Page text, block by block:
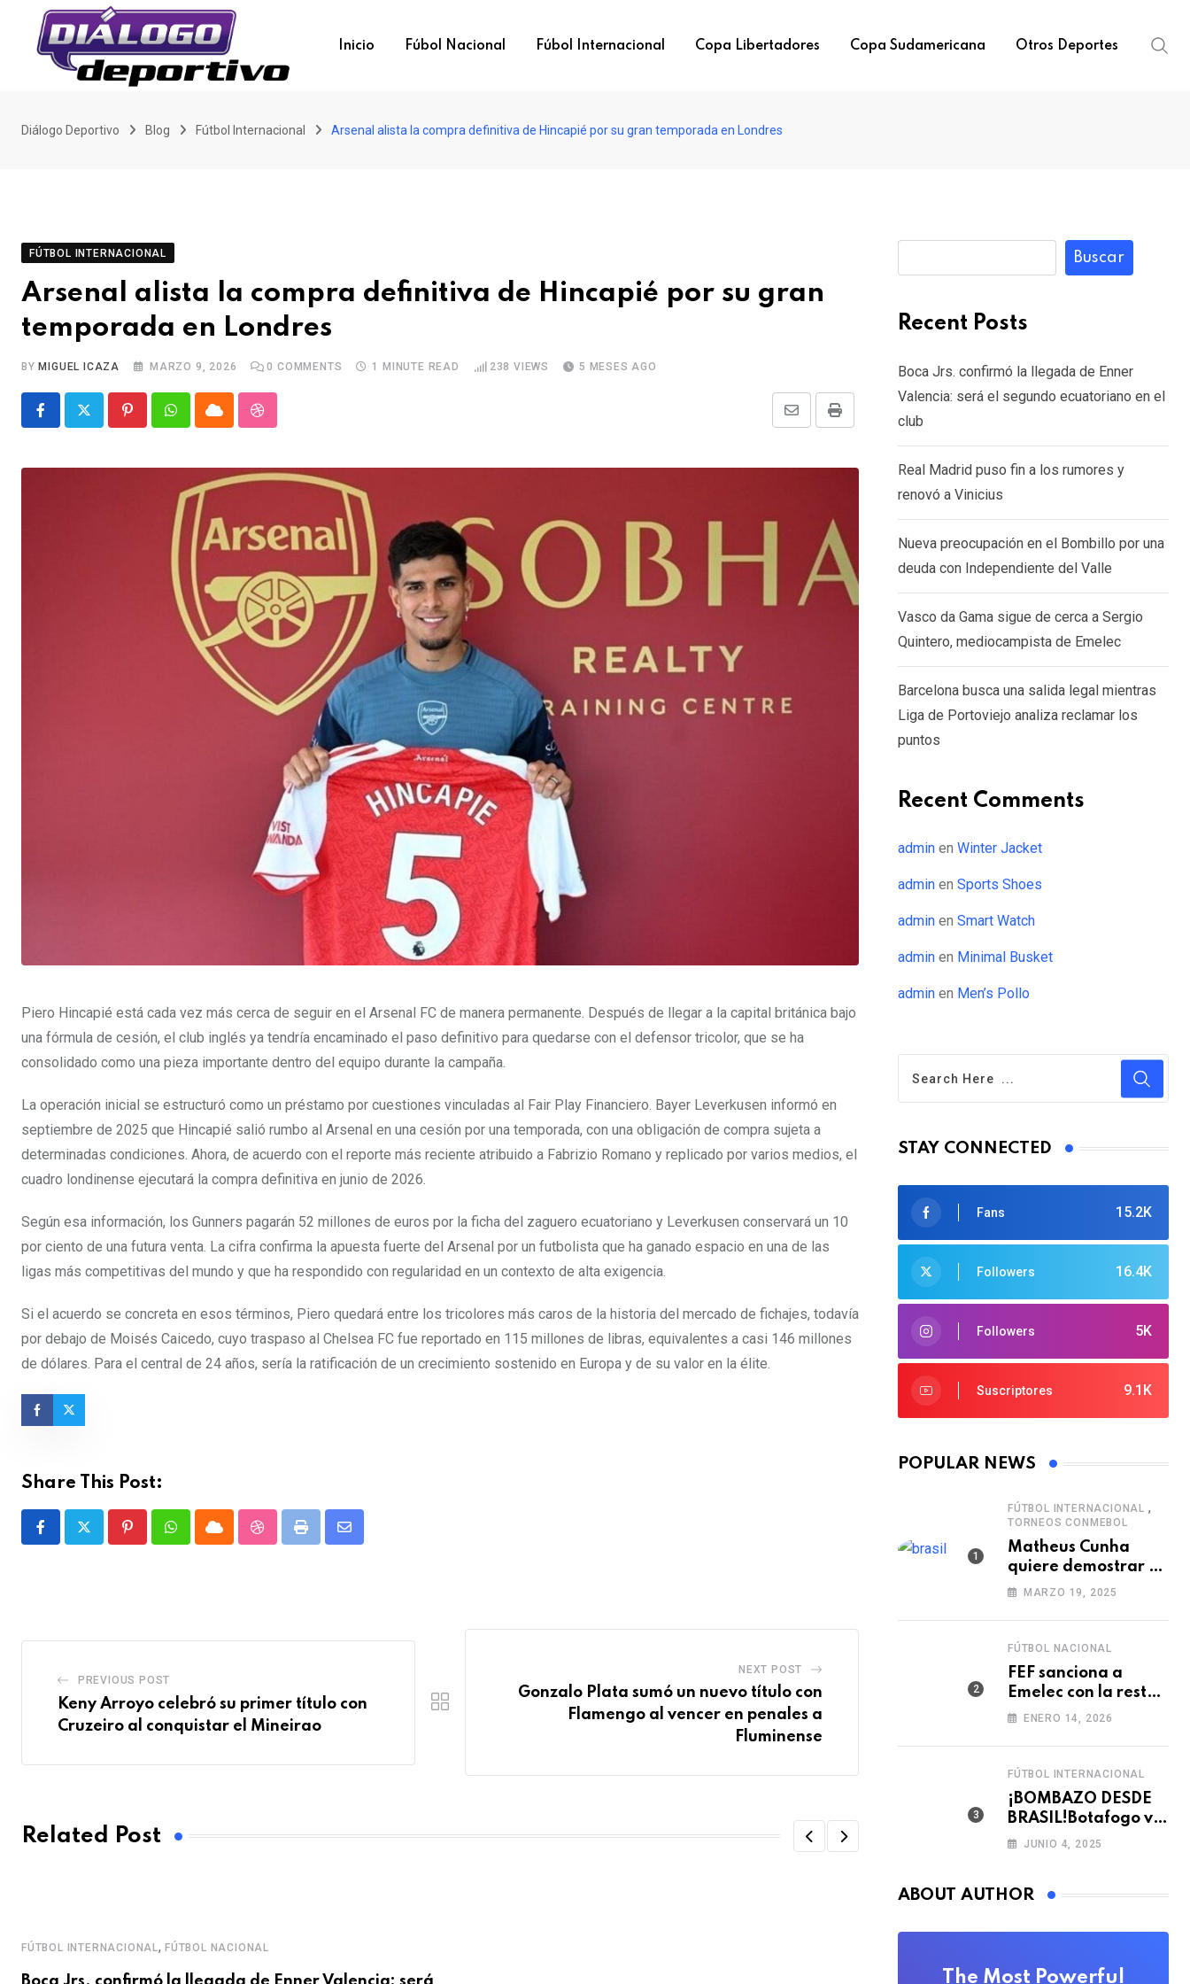
content
Inicio Fúbol Nacional Fúbol Internacional Copa Libertadores Copa Sudamericana Otros Deportes
Diálogo Deportivo Blog Fútbol Internacional Arsenal alista la compra definitiva de Hincapié por su gran temporada en Londres
FÚTBOL INTERNACIONAL
Arsenal alista la compra definitiva de Hincapié por su gran
temporada en Londres
BY MIGUEL ICAZA MARZO 9, 2026 0 COMMENTS 1 MINUTE READ 238 VIEWS 5 MESES AGO
PinterestWhatsappCloud StumbleUpon Print
Share
Email
Piero Hincapié está cada vez más cerca de seguir en el Arsenal FC de manera permanente. Después de llegar a la capital británica bajo
una fórmula de cesión, el club inglés ya tendría encaminado el paso definitivo para quedarse con el defensor tricolor, que se ha
consolidado como una pieza importante dentro del equipo durante la campaña.
La operación inicial se estructuró como un préstamo por cuestiones vinculadas al Fair Play Financiero. Bayer Leverkusen informó en
septiembre de 2025 que Hincapié salió rumbo al Arsenal en una cesión por una temporada, con una obligación de compra sujeta a
determinadas condiciones. Ahora, de acuerdo con el reporte más reciente atribuido a Fabrizio Romano y replicado por varios medios, el
cuadro londinense ejecutará la compra definitiva en junio de 2026.
Según esa información, los Gunners pagarán 52 millones de euros por la ficha del zaguero ecuatoriano y Leverkusen conservará un 10
por ciento de una futura venta. La cifra confirma la apuesta fuerte del Arsenal por un futbolista que ha ganado espacio en una de las
ligas más competitivas del mundo y que ha respondido con regularidad en un contexto de alta exigencia.
Si el acuerdo se concreta en esos términos, Piero quedará entre los tricolores más caros de la historia del mercado de fichajes, todavía
por debajo de Moisés Caicedo, cuyo traspaso al Chelsea FC fue reportado en 115 millones de libras, equivalentes a casi 146 millones
de dólares. Para el central de 24 años, sería la ratificación de un crecimiento sostenido en Europa y de su valor en la élite.
Share This Post:
PinterestWhatsappCloud StumbleUpon
Print
Share
PREVIOUS POST
Keny Arroyo celebró su primer título con
Cruzeiro al conquistar el Mineirao
NEXT POST
Gonzalo Plata sumó un nuevo título con
Flamengo al vencer en penales a
Fluminense
Related Post
FÚTBOL INTERNACIONAL, FÚTBOL NACIONAL
Buscar
Recent Posts
Boca Jrs. confirmó la llegada de Enner
Valencia: será el segundo ecuatoriano en el
club
Real Madrid puso fin a los rumores y
renovó a Vinicius
Nueva preocupación en el Bombillo por una
deuda con Independiente del Valle
Vasco da Gama sigue de cerca a Sergio
Quintero, mediocampista de Emelec
Barcelona busca una salida legal mientras
Liga de Portoviejo analiza reclamar los
puntos
Recent Comments
admin en Winter Jacket
admin en Sports Shoes
admin en Smart Watch
admin en Minimal Busket
admin en Men’s Pollo
STAY CONNECTED
15.2K
Fans
16.4K
Followers
5K
Followers
9.1K
Suscriptores
POPULAR NEWS
FÚTBOL INTERNACIONAL ,
TORNEOS CONMEBOL
Matheus Cunha
quiere demostrar el
verdadero nivel de
MARZO 19, 2025
FÚTBOL NACIONAL
FEF sanciona a
Emelec con la resta
de tres puntos para
ENERO 14, 2026
FÚTBOL INTERNACIONAL
¡BOMBAZO DESDE
BRASIL!Botafogo va
con TODO por el
JUNIO 4, 2025
ABOUT AUTHOR
The Most Powerful